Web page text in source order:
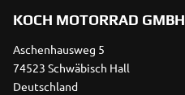
KOCH MOTORRAD GMBH
Aschenhausweg 5
74523 Schwäbisch Hall
Deutschland